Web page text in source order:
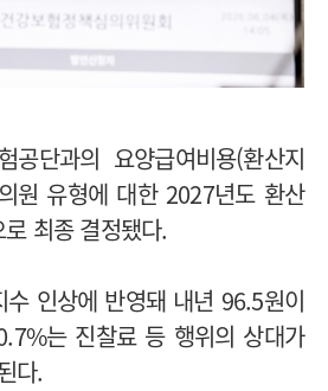
공단과의 요양급여비용(환산지
원 유형에 대한 2027년도 환산
최종 결정됐다.
인상에 반영돼 내년 96.5원이
는 진찰료 등 행위의 상대가
다.